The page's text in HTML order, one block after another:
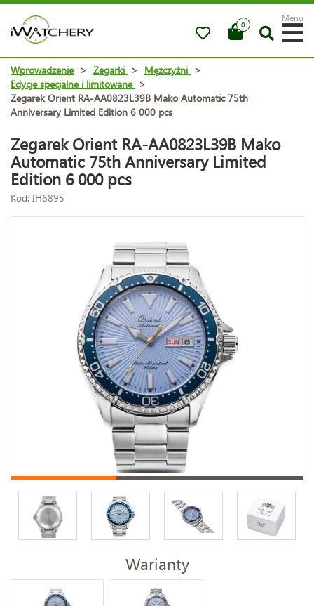
0
Menu
Wprowadzenie > Zegarki > Mężczyźni >
Edycje specjalne i limitowane >
Zegarek Orient RA-AA0823L39B Mako Automatic 75th
Anniversary Limited Edition 6 000 pcs
Zegarek Orient RA-AA0823L39B Mako
Automatic 75th Anniversary Limited
Edition 6 000 pcs
Kod: IH6895
Warianty